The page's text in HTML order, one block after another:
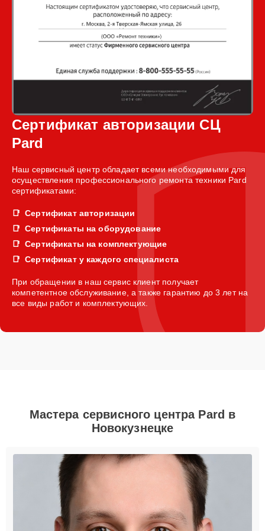
Сертификат авторизации СЦ
Pard
Наш сервисный центр обладает всеми необходимыми для
осуществления профессионального ремонта техники Pard
сертификатами:
Сертификат авторизации
Сертификаты на оборудование
Сертификаты на комплектующие
Сертификат у каждого специалиста
При обращении в наш сервис клиент получает
компетентное обслуживание, а также гарантию до 3 лет на
все виды работ и комплектующих.
Мастера сервисного центра Pard в
Новокузнецке